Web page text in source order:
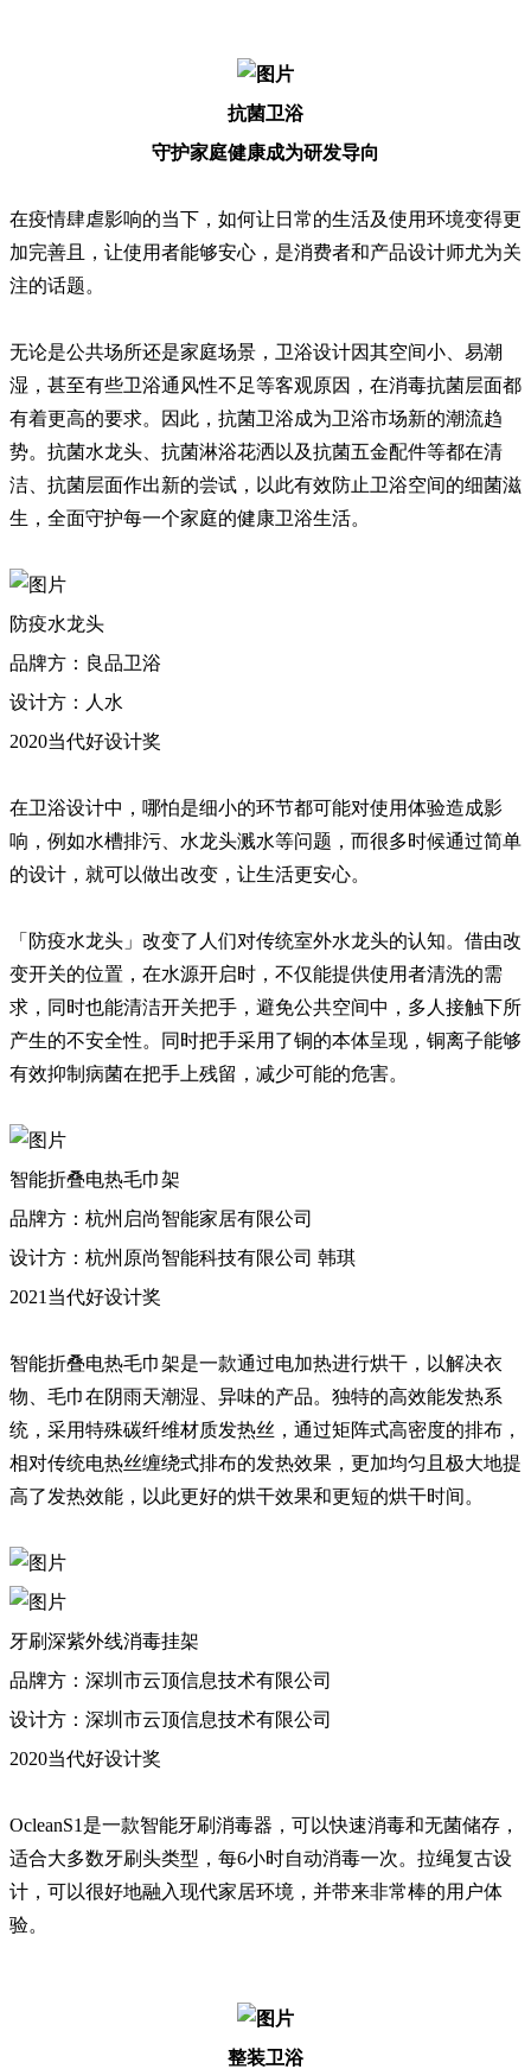
抗菌卫浴
守护家庭健康成为研发导向
在疫情肆虐影响的当下，如何让日常的生活及使用环境变得更
加完善且，让使用者能够安心，是消费者和产品设计师尤为关
注的话题。
无论是公共场所还是家庭场景，卫浴设计因其空间小、易潮
湿，甚至有些卫浴通风性不足等客观原因，在消毒抗菌层面都
有着更高的要求。因此，抗菌卫浴成为卫浴市场新的潮流趋
势。抗菌水龙头、抗菌淋浴花洒以及抗菌五金配件等都在清
洁、抗菌层面作出新的尝试，以此有效防止卫浴空间的细菌滋
生，全面守护每一个家庭的健康卫浴生活。
防疫水龙头
品牌方：良品卫浴
设计方：人水
2020当代好设计奖
在卫浴设计中，哪怕是细小的环节都可能对使用体验造成影
响，例如水槽排污、水龙头溅水等问题，而很多时候通过简单
的设计，就可以做出改变，让生活更安心。
「防疫水龙头」改变了人们对传统室外水龙头的认知。借由改
变开关的位置，在水源开启时，不仅能提供使用者清洗的需
求，同时也能清洁开关把手，避免公共空间中，多人接触下所
产生的不安全性。同时把手采用了铜的本体呈现，铜离子能够
有效抑制病菌在把手上残留，减少可能的危害。
智能折叠电热毛巾架
品牌方：杭州启尚智能家居有限公司
设计方：杭州原尚智能科技有限公司 韩琪
2021当代好设计奖
智能折叠电热毛巾架是一款通过电加热进行烘干，以解决衣
物、毛巾在阴雨天潮湿、异味的产品。独特的高效能发热系
统，采用特殊碳纤维材质发热丝，通过矩阵式高密度的排布，
相对传统电热丝缠绕式排布的发热效果，更加均匀且极大地提
高了发热效能，以此更好的烘干效果和更短的烘干时间。
牙刷深紫外线消毒挂架
品牌方：深圳市云顶信息技术有限公司
设计方：深圳市云顶信息技术有限公司
2020当代好设计奖
OcleanS1是一款智能牙刷消毒器，可以快速消毒和无菌储存，
适合大多数牙刷头类型，每6小时自动消毒一次。拉绳复古设
计，可以很好地融入现代家居环境，并带来非常棒的用户体
验。
整装卫浴